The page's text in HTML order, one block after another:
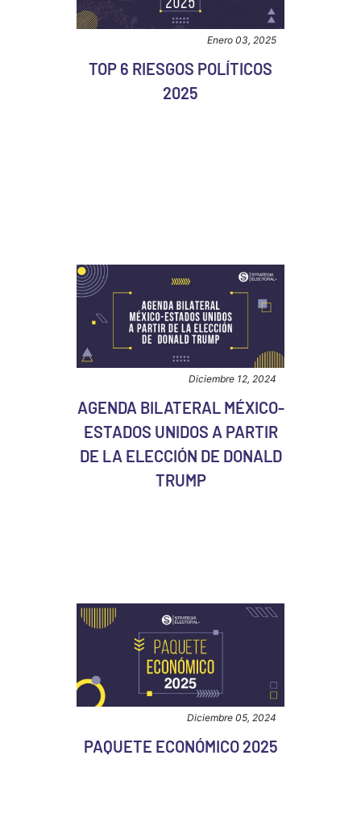
Enero 03, 2025
TOP 6 RIESGOS POLÍTICOS
2025
Diciembre 12, 2024
AGENDA BILATERAL MÉXICO-
ESTADOS UNIDOS A PARTIR
DE LA ELECCIÓN DE DONALD
TRUMP
Diciembre 05, 2024
PAQUETE ECONÓMICO 2025